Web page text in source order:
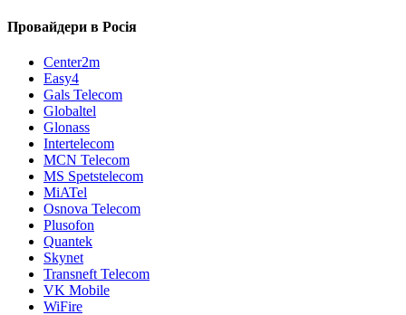
Провайдери в Росія
Center2m
Easy4
Gals Telecom
Globaltel
Glonass
Intertelecom
MCN Telecom
MS Spetstelecom
MiATel
Osnova Telecom
Plusofon
Quantek
Skynet
Transneft Telecom
VK Mobile
WiFire